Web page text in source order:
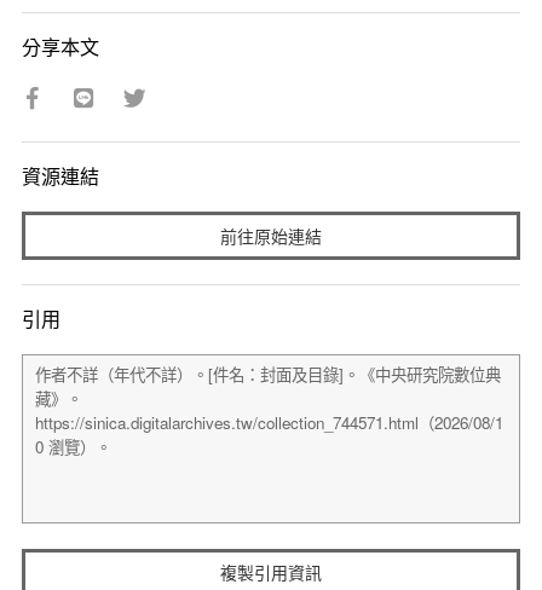
分享本文
資源連結
前往原始連結
引用
複製引用資訊